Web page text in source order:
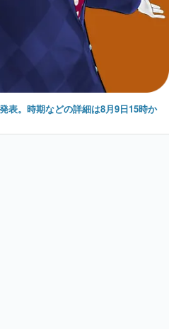
表。時期などの詳細は8月9日15時か